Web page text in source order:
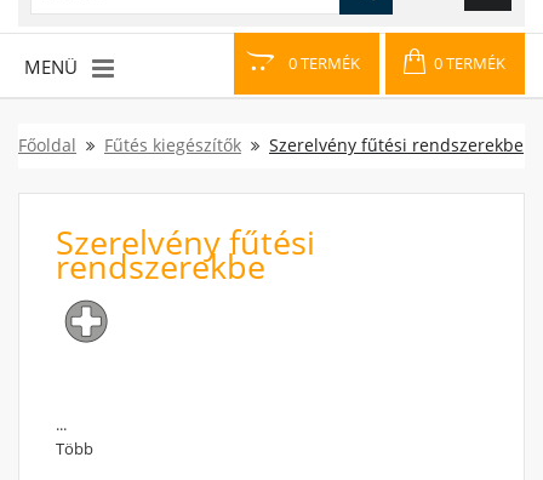
0 TERMÉK 0 TERMÉK
MENÜ
Főoldal Fűtés kiegészítők Szerelvény fűtési rendszerekbe
Szerelvény fűtési
rendszerekbe
...
Több